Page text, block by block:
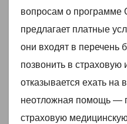
вопросам о
предлагает платные
они входят в перечень
позвонить в страховую
отказывается ехать на
неотложная помощь —
страховую